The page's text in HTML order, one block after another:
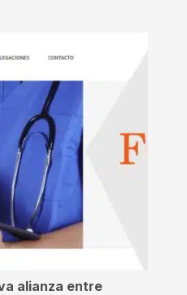
alianza entre